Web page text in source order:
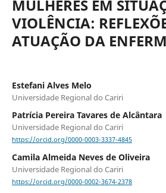
MULHERES EM
VIOLÊNCIA:
ATUAÇÃO DA
Estefani Alves Melo
Universidade Regional do Cariri
Patrícia Pereira Tavares de Alcântara
Universidade Regional do Cariri
https://orcid.org/0000-0003-3337-4845
Camila Almeida Neves de Oliveira
Universidade Regional do Cariri
https://orcid.org/0000-0002-3674-2378